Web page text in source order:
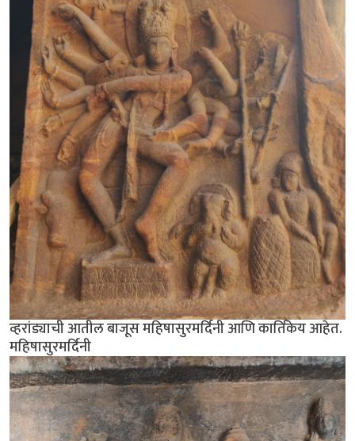
व्हरांड्याची आतील बाजूस महिषासुरमर्दिनी आणि कार्तिकेय आहेत.
महिषासुरमर्दिनी